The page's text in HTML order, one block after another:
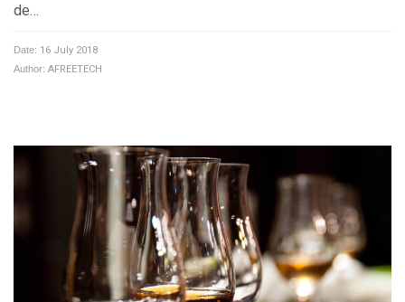
de…
Date: 16 July 2018
Author: AFREETECH